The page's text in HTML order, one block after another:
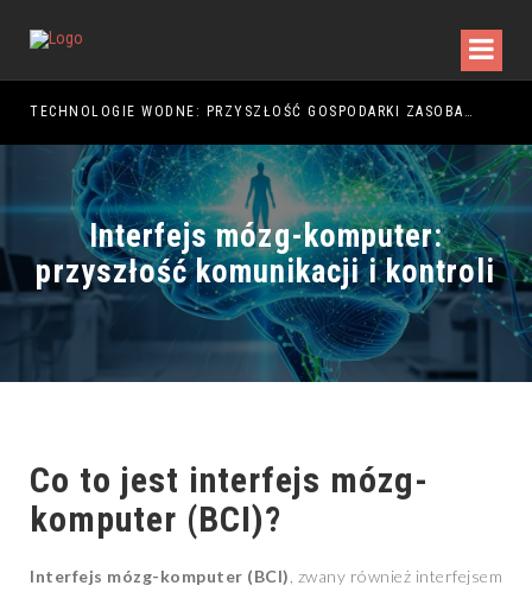
TECHNOLOGIE WODNE: PRZYSZŁOŚĆ GOSPODARKI ZASOBAMI
Interfejs mózg-komputer:
przyszłość komunikacji i kontroli
Co to jest interfejs mózg-
komputer (BCI)?
Interfejs mózg-komputer (BCI) , zwany również interfejsem